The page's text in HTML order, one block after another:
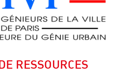
RESSOURCES